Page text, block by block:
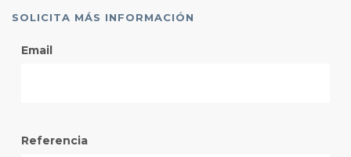
SOLICITA MÁS INFORMACIÓN
Email
Referencia